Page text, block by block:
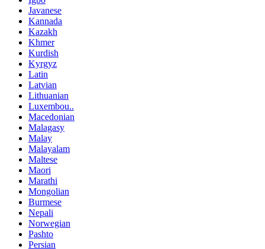
Javanese
Kannada
Kazakh
Khmer
Kurdish
Kyrgyz
Latin
Latvian
Lithuanian
Luxembou..
Macedonian
Malagasy
Malay
Malayalam
Maltese
Maori
Marathi
Mongolian
Burmese
Nepali
Norwegian
Pashto
Persian